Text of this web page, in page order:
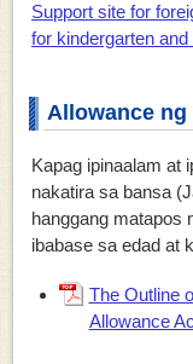
Support site for
for kindergarten
Allowance ng
Kapag ipinaalam at
nakatira sa bansa
hanggang matapos
ibabase sa edad at
The Outline
Allowance